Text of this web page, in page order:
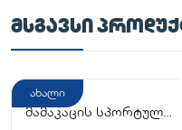
ᲛᲡᲒᲐᲕᲡᲘ
ახალი
მამაკაცის სპორტული